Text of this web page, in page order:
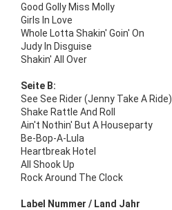
Good Golly Miss Molly
Girls In Love
Whole Lotta Shakin' Goin' On
Judy In Disguise
Shakin' All Over
Seite B:
See See Rider (Jenny Take A Ride)
Shake Rattle And Roll
Ain't Nothin' But A Houseparty
Be-Bop-A-Lula
Heartbreak Hotel
All Shook Up
Rock Around The Clock
Label Nummer / Land Jahr